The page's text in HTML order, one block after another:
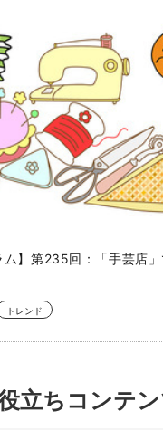
ム】第235回：「手芸店」
トレンド
立ちコンテ